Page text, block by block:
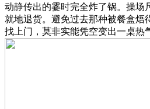
动静传出的霎时完全炸了锅。操场
就地退货。避免过去那种被餐盒焐
找上门，莫非实能凭空变出一桌热